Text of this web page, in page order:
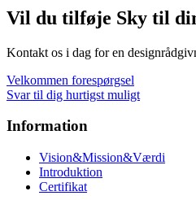
Vil du tilføje Sky til
Kontakt os i dag for en
Velkommen forespørgsel
Svar til dig hurtigst muligt
Information
Vision&Mission&Værdi
Introduktion
Certifikat